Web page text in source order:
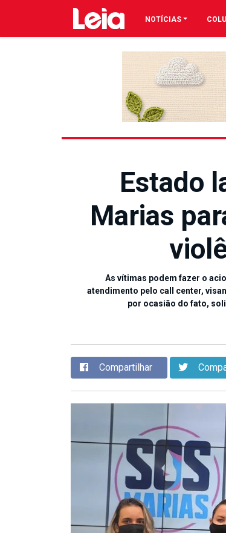
NOTÍCIAS
Estado
Marias
As vítimas podem fazer o
atendimento pelo call center,
por ocasião do fato,
Compartilhar